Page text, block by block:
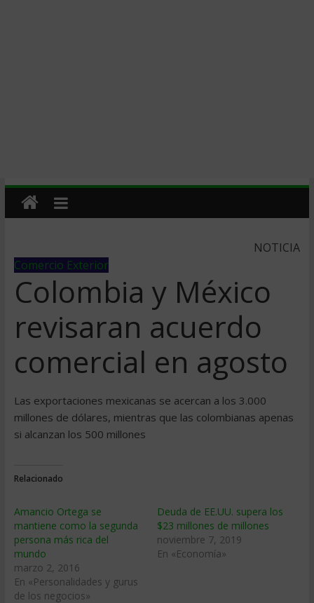
NOTICIA
Comercio Exterior
Colombia y México
revisaran acuerdo
comercial en agosto
Las exportaciones mexicanas se acercan a los 3.000
millones de dólares, mientras que las colombianas apenas
si alcanzan los 500 millones
Relacionado
Amancio Ortega se
mantiene como la segunda
persona más rica del
mundo
marzo 2, 2016
En «Personalidades y gurus
de los negocios»
Deuda de EE.UU. supera los
$23 millones de millones
noviembre 7, 2019
En «Economía»